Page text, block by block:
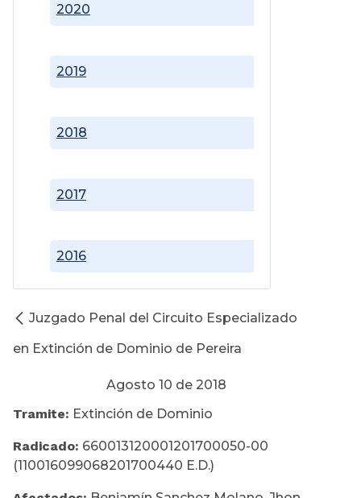
2016
2017
2018
2019
2020
Juzgado Penal del Circuito Especializado
en Extinción de Dominio de Pereira
Agosto 10 de 2018
Tramite: Extinción de Dominio
Radicado: 660013120001201700050-00
(110016099068201700440 E.D.)